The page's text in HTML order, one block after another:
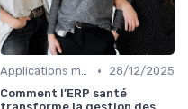
Applications métiers •
28/12/2025
Comment l’ERP santé